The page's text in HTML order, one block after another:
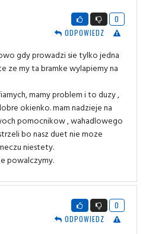
0
ODPOWIEDZ
gdy prowadzi sie tylko jedna
ze my ta bramke wylapiemy na
mamy problem i to duzy ,
okienko. mam nadzieje na
pomocnikow , wahadlowego
bo nasz duet nie moze
niestety.
powalczymy.
0
ODPOWIEDZ